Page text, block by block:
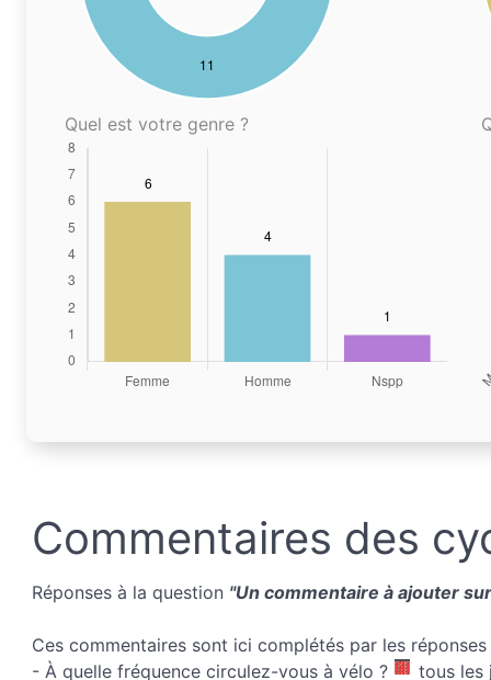
Quel est votre genre ?
Commentaires des
Réponses à la question "Un commentaire à ajouter
Ces commentaires sont ici complétés par les
- À quelle fréquence circulez-vous à vélo ?
tous les